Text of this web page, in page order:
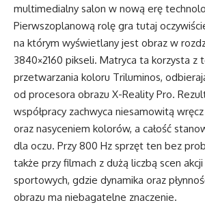
multimedialny salon w nową erę
Pierwszoplanową rolę gra tutaj
na którym wyświetlany jest obraz w
3840×2160 pikseli. Matryca ta korzysta z
przetwarzania koloru Triluminos,
od procesora obrazu X-Reality Pro.
współpracy zachwyca niesamowitą
oraz nasyceniem kolorów, a całość
dla oczu. Przy 800 Hz sprzęt ten bez
także przy filmach z dużą liczbą scen
sportowych, gdzie dynamika oraz
obrazu ma niebagatelne znaczenie.